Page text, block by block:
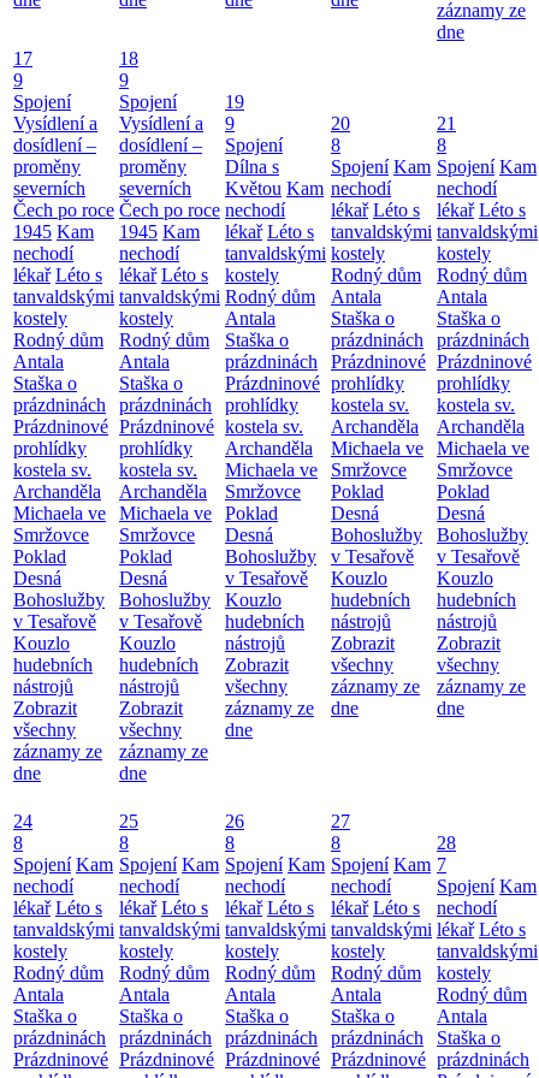
záznamy ze
dne
17
9
Spojení
Vysídlení a
dosídlení –
proměny
severních
Čech po roce
1945 Kam
nechodí
lékař Léto s
tanvaldskými
kostely
Rodný dům
Antala
Staška o
prázdninách
Prázdninové
prohlídky
kostela sv.
Archanděla
Michaela ve
Smržovce
Poklad
Desná
Bohoslužby
v Tesařově
Kouzlo
hudebních
nástrojů
Zobrazit
všechny
záznamy ze
dne
18
9
Spojení
Vysídlení a
dosídlení –
proměny
severních
Čech po roce
1945 Kam
nechodí
lékař Léto s
tanvaldskými
kostely
Rodný dům
Antala
Staška o
prázdninách
Prázdninové
prohlídky
kostela sv.
Archanděla
Michaela ve
Smržovce
Poklad
Desná
Bohoslužby
v Tesařově
Kouzlo
hudebních
nástrojů
Zobrazit
všechny
záznamy ze
dne
19
9
Spojení
Dílna s
Květou Kam
nechodí
lékař Léto s
tanvaldskými
kostely
Rodný dům
Antala
Staška o
prázdninách
Prázdninové
prohlídky
kostela sv.
Archanděla
Michaela ve
Smržovce
Poklad
Desná
Bohoslužby
v Tesařově
Kouzlo
hudebních
nástrojů
Zobrazit
všechny
záznamy ze
dne
20
8
Spojení Kam
nechodí
lékař Léto s
tanvaldskými
kostely
Rodný dům
Antala
Staška o
prázdninách
Prázdninové
prohlídky
kostela sv.
Archanděla
Michaela ve
Smržovce
Poklad
Desná
Bohoslužby
v Tesařově
Kouzlo
hudebních
nástrojů
Zobrazit
všechny
záznamy ze
dne
21
8
Spojení Kam
nechodí
lékař Léto s
tanvaldskými
kostely
Rodný dům
Antala
Staška o
prázdninách
Prázdninové
prohlídky
kostela sv.
Archanděla
Michaela ve
Smržovce
Poklad
Desná
Bohoslužby
v Tesařově
Kouzlo
hudebních
nástrojů
Zobrazit
všechny
záznamy ze
dne
24
8
Spojení Kam
nechodí
lékař Léto s
tanvaldskými
kostely
Rodný dům
Antala
Staška o
prázdninách
Prázdninové
25
8
Spojení Kam
nechodí
lékař Léto s
tanvaldskými
kostely
Rodný dům
Antala
Staška o
prázdninách
Prázdninové
26
8
Spojení Kam
nechodí
lékař Léto s
tanvaldskými
kostely
Rodný dům
Antala
Staška o
prázdninách
Prázdninové
27
8
Spojení Kam
nechodí
lékař Léto s
tanvaldskými
kostely
Rodný dům
Antala
Staška o
prázdninách
Prázdninové
28
7
Spojení Kam
nechodí
lékař Léto s
tanvaldskými
kostely
Rodný dům
Antala
Staška o
prázdninách